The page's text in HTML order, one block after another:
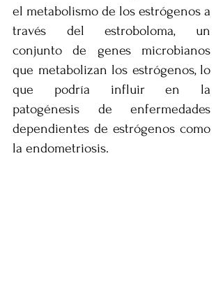
el metabolismo de los estrógenos a
través del estroboloma, un
conjunto de genes microbianos
que metabolizan los estrógenos, lo
que podría influir en la
patogénesis de enfermedades
dependientes de estrógenos como
la endometriosis.